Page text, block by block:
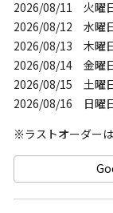
2026/08/11 火曜
2026/08/12 水曜
2026/08/13 木曜
2026/08/14 金曜
2026/08/15 土曜
2026/08/16 日曜
※ラストオーダー